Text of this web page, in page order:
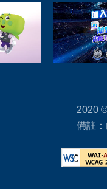
2020
備註